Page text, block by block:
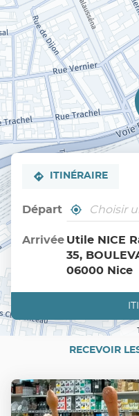
ITINÉRAIRE
Départ
,
trouver
un
point
de
vente
À
proximité
Arrivée Utile NICE
35,
06000 Nice
RECEVOIR
RECEVOIR